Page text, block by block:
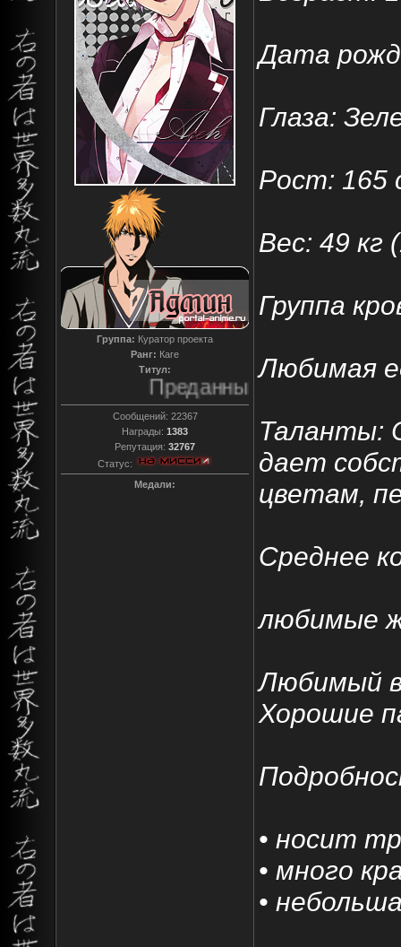
Группа: Куратор проекта
Ранг: Каге
Титул:
Преданный
Сообщений: 22367
Награды: 1383
Репутация: 32767
Статус:
Медали:
Дата
Глаза:
Рост: 165
Вес: 49 кг
Группа
Любимая
Таланты:
дает
цветам,
Среднее
любимые
Любимый
Хорошие
• носит
• много
•